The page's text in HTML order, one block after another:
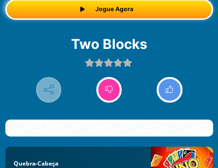
Jogue Agora
Two Blocks
Quebra-Cabeça